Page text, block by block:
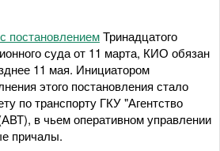
постановлениемТринадцатого
суда от 11 марта, КИО обязан
11 мая. Инициатором
этого постановления стало
по транспорту ГКУ "Агентство
в чьем оперативном управлении
причалы.